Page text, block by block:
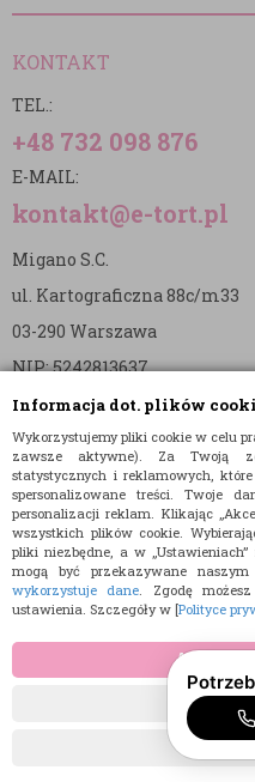
Informacja dot. plików
Wykorzystujemy pliki cookie w celu
zawsze aktywne). Za Twoją
statystycznych i reklamowych,
spersonalizowane treści. Twoje
personalizacji reklam. Klikając
wszystkich plików cookie.
pliki niezbędne, a w „Ustawieniach”
mogą być przekazywane
wykorzystuje dane. Zgodę
ustawienia. Szczegóły w [Polityce
TYLKO
KONTAKT
TEL.:
+48 732 098 876
E-MAIL:
kontakt@e-tort.pl
Migano S.C.
ul. Kartograficzna 88c/m33
03-290 Warszawa
NIP: 5242813637
REGON: 365874905
Nr konta (mBank):
36 1140 2004 0000 3902 8144
PROJEKT I OPROGRAMOWANIE